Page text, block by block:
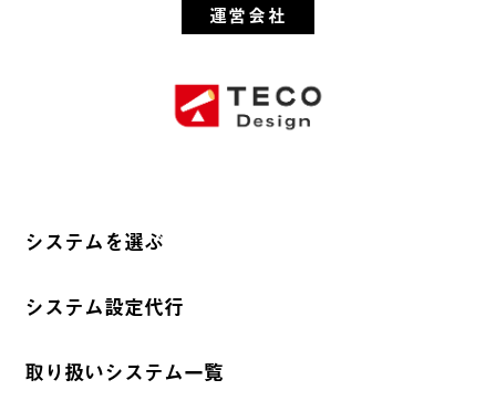
運営会社
システムを選ぶ
システム設定代行
取り扱いシステム一覧